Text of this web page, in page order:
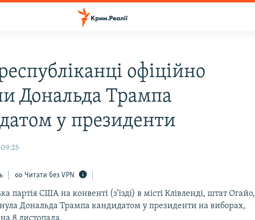
офіційно
Дональда Трампа
у президенти
Читати без VPN
партія США на конвенті (з’їзді) в місті Клівленді, штат Огайо,
Дональда Трампа кандидатом у президенти на виборах,